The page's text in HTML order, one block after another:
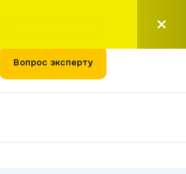
Вопрос эксперту